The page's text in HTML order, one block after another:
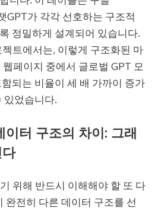
GPT가 각각 선호하는 구조적
정밀하게 설계되어 있습니다.
트에서는, 이렇게 구조화된 마
페이지 중에서 글로벌 GPT 모
되는 비율이 세 배 가까이 증가
있었습니다.
터 구조의 차이: 그래
위해 반드시 이해해야 할 또 다
완전히 다른 데이터 구조를 선